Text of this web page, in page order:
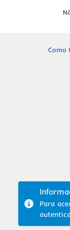
Como
Para